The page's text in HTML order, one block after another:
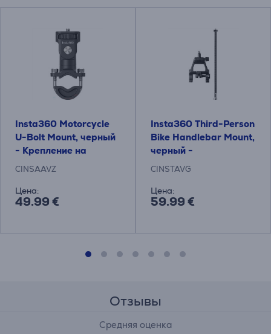
Insta360 Motorcycle
U-Bolt Mount, черный
- Крепление на
мотоцикл
CINSAAVZ
Цена:
49.99 €
Insta360 Third-Person
Bike Handlebar Mount,
черный -
Велосипедное
CINSTAVG
Цена:
59.99 €
Отзывы
Средняя оценка